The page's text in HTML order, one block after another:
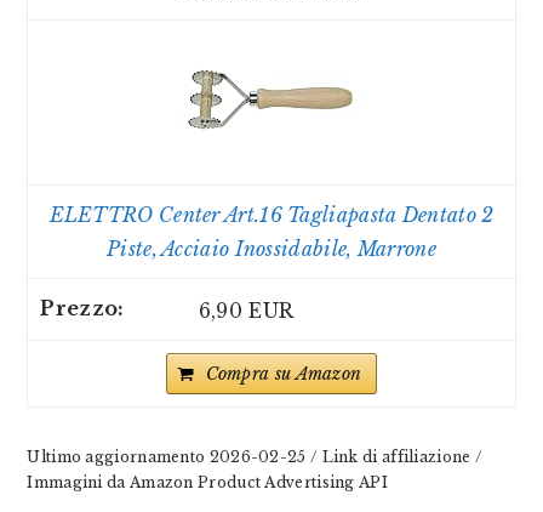
ELETTRO Center Art.16 Tagliapasta Dentato 2
Piste, Acciaio Inossidabile, Marrone
6,90 EUR
Compra su Amazon
Ultimo aggiornamento 2026-02-25 / Link di affiliazione /
Immagini da Amazon Product Advertising API